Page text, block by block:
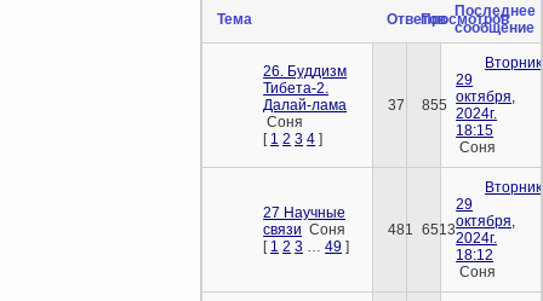
Тема ОтветовПросмотров
Последнее
сообщение
26. Буддизм
Тибета-2.
Далай-лама
Соня
[ 1 2 3 4 ]
37 855
29
октября,
2024г.
18:15
Соня
27 Научные
связи Соня
[ 1 2 3 49 ]
481 6513
29
октября,
2024г.
18:12
Соня